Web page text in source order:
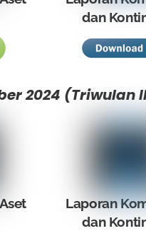
dan
2024 (Triwulan
Laporan
dan